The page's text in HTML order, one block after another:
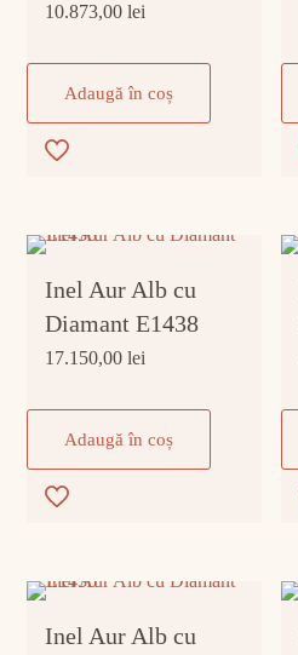
10.873,00lei
Adaugă în coș
Inel Aur Alb cu
Diamant E1438
17.150,00lei
Adaugă în coș
Inel Aur Alb cu